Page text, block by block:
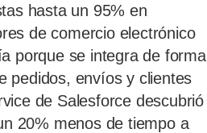
hasta un 95% en
de comercio electrónico
porque se integra de forma
pedidos, envíos y clientes
de Salesforce descubrió
20% menos de tiempo a